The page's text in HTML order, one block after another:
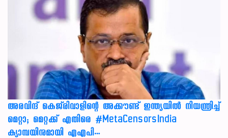
അരവിന്ദ് കെജ്‌രിവാളിന്റെ അക്കൗണ്ട് ഇന്ത്യയിൽ നിയന്ത്രിച്ച്
മെറ്റാ; മെറ്റക്ക് എതിരെ #MetaCensorsIndia
ക്യാമ്പയിനുമായി എഎപി…